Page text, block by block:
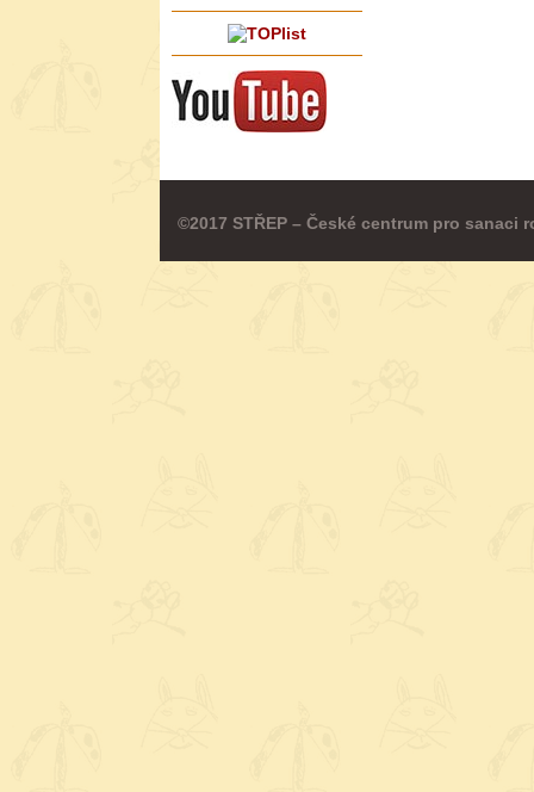
©2017 STŘEP – České centrum pro sanaci